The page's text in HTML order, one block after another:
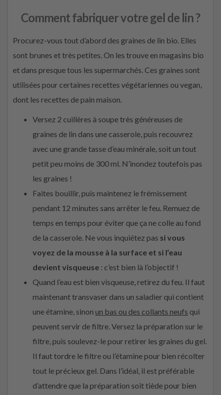
Comment fabriquer votre gel de lin ?
Procurez-vous tout d’abord des graines de lin bio. Elles
sont brunes et très petites. On les trouve en magasins bio
et dans presque tous les supermarchés. Ces graines sont
utilisées pour certaines recettes végétariennes ou vegan,
dont les recettes de pain maison.
Versez 2 cuillères à soupe très généreuses de
graines de lin dans une casserole, puis recouvrez
avec une grande tasse d’eau minérale, soit un tout
petit peu moins de 300 ml. N’inondez toutefois pas
les graines !
Faites bouillir, puis maintenez le frémissement
pendant 12 minutes sans arrêter le feu. Remuez de
temps en temps pour éviter que ça ne colle au fond
de la casserole. Ne vous inquiétez pas si vous
voyez de la mousse à la surface et si l’eau
devient visqueuse : c’est bien là l’objectif !
Quand l’eau est bien visqueuse, retirez du feu. Il faut
maintenant transvaser dans un saladier qui contient
une étamine, sinon un bas ou des collants neufs qui
peuvent servir de filtre. Versez la préparation sur le
filtre, puis soulevez-le pour retirer les graines du gel.
Il faut tordre le filtre ou l’étamine pour bien récolter
tout le précieux gel. Dans l’idéal, il est préférable
d’attendre que la préparation soit tiède pour bien